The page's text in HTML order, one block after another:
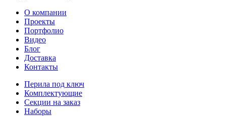
О компании
Проекты
Портфолио
Видео
Блог
Доставка
Контакты
Перила под ключ
Комплектующие
Секции на заказ
Наборы